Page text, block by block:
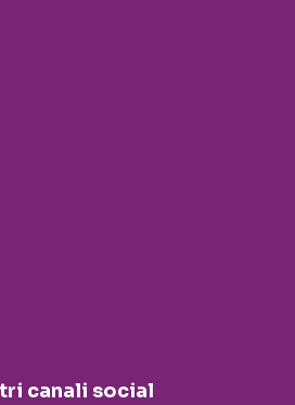
canali social